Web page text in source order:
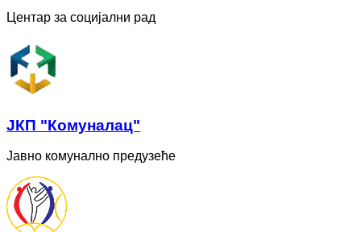
Центар за социјални рад
ЈКП "Комуналац"
Јавно комунално предузеће